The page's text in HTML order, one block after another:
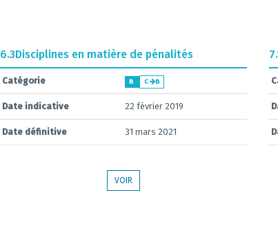
6.3Disciplines en matière de pénalités
Catégorie B C B
Date indicative 22 février 2019
Date définitive 31 mars 2021
VOIR